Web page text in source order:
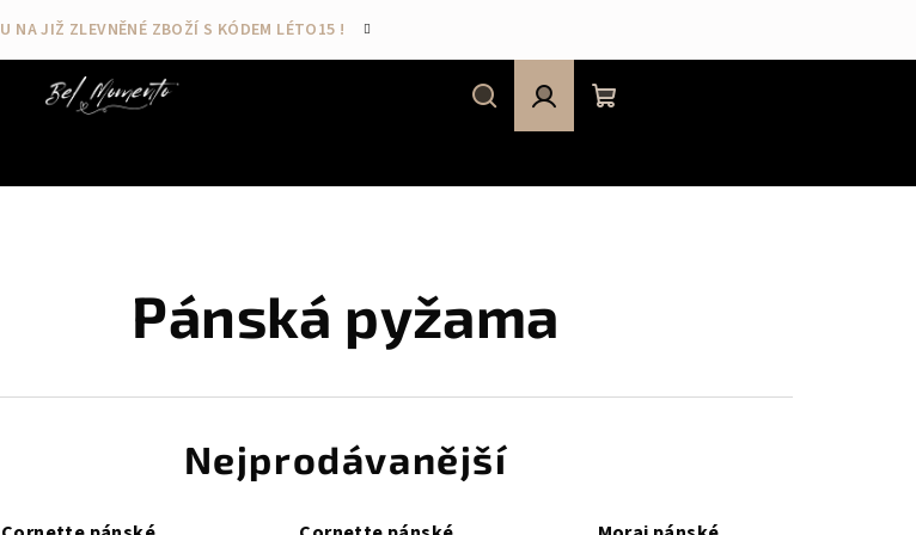
NA JIŽ ZLEVNĚNÉ ZBOŽÍ S KÓDEM LÉTO15 !
HledatPřihlášení
Pánská pyžama
Nejprodávanější